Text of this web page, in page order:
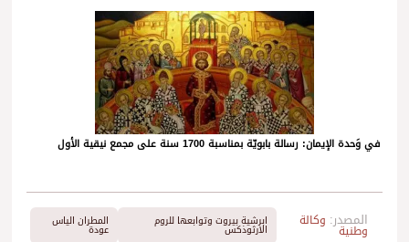
في وَحدة الإيمان: رسالة بابويّة بمناسبة 1700 سنة على مجمع نيقية الأول
المصدر: وكالة
وطنية
ابرشية بيروت وتوابعها للروم
الارثوذكس
المطران الياس
عودة